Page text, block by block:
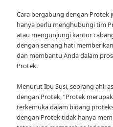
Cara bergabung dengan Protek
hanya perlu menghubungi tim
atau mengunjungi kantor
dengan senang hati
dan membantu Anda dalam
Protek.
Menurut Ibu Susi, seorang ahli
dengan Protek, “Protek
terkemuka dalam bidang
dengan Protek tidak hanya